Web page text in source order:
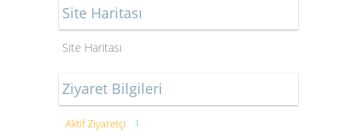
Site Haritası
Site Haritası
Ziyaret Bilgileri
Aktif Ziyaretçi 1